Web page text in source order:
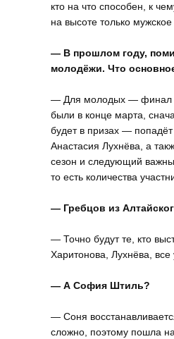
кто на что способен, к
на высоте только мужское
— В прошлом году,
молодёжи. Что
— Для молодых — финал
были в конце марта,
будет в призах —
Анастасия Лухнёва, а
сезон и следующий важны
то есть количества
— Гребцов из
— Точно будут те, кто
Харитонова, Лухнёва, все
— А София Штиль?
— Соня
сложно, поэтому пошла